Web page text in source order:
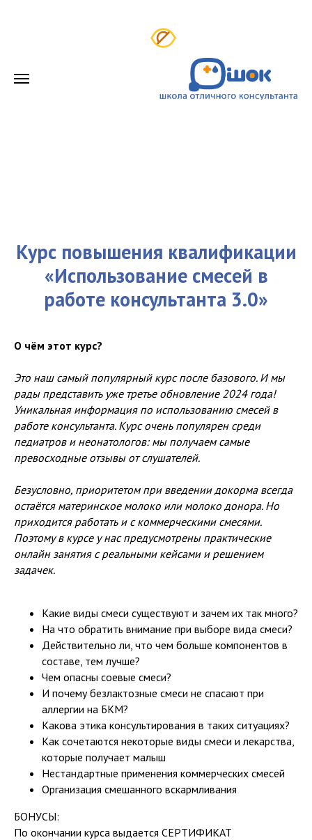
Курс повышения квалификации
«Использование смесей в
работе консультанта 3.0»
О чём этот курс?
Это наш самый популярный курс после базового. И мы
рады представить уже третье обновление 2024 года!
Уникальная информация по использованию смесей в
работе консультанта. Курс очень популярен среди
педиатров и неонатологов: мы получаем самые
превосходные отзывы от слушателей.
Безусловно, приоритетом при введении докорма всегда
остаётся материнское молоко или молоко донора. Но
приходится работать и с коммерческими смесями.
Поэтому в курсе у нас предусмотрены практические
онлайн занятия с реальными кейсами и решением
задачек.
Какие виды смеси существуют и зачем их так много?
На что обратить внимание при выборе вида смеси?
Действительно ли, что чем больше компонентов в
составе, тем лучше?
Чем опасны соевые смеси?
И почему безлактозные смеси не спасают при
аллергии на БКМ?
Какова этика консультирования в таких ситуациях?
Как сочетаются некоторые виды смеси и лекарства,
которые получает малыш
Нестандартные применения коммерческих смесей
Организация смешанного вскармливания
БОНУСЫ:
По окончании курса выдается СЕРТИФИКАТ